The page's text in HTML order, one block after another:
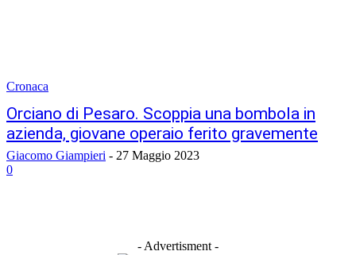
Cronaca
Orciano di Pesaro. Scoppia una bombola in
azienda, giovane operaio ferito gravemente
Giacomo Giampieri - 27 Maggio 2023
0
- Advertisment -